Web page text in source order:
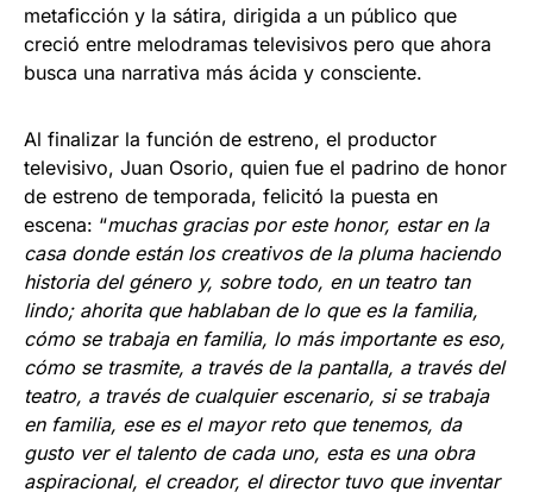
metaficción y la sátira, dirigida a un público que
creció entre melodramas televisivos pero que ahora
busca una narrativa más ácida y consciente.
Al finalizar la función de estreno, el productor
televisivo, Juan Osorio, quien fue el padrino de honor
de estreno de temporada, felicitó la puesta en
escena: “muchas gracias por este honor, estar en la
casa donde están los creativos de la pluma haciendo
historia del género y, sobre todo, en un teatro tan
lindo; ahorita que hablaban de lo que es la familia,
cómo se trabaja en familia, lo más importante es eso,
cómo se trasmite, a través de la pantalla, a través del
teatro, a través de cualquier escenario, si se trabaja
en familia, ese es el mayor reto que tenemos, da
gusto ver el talento de cada uno, esta es una obra
aspiracional, el creador, el director tuvo que inventar